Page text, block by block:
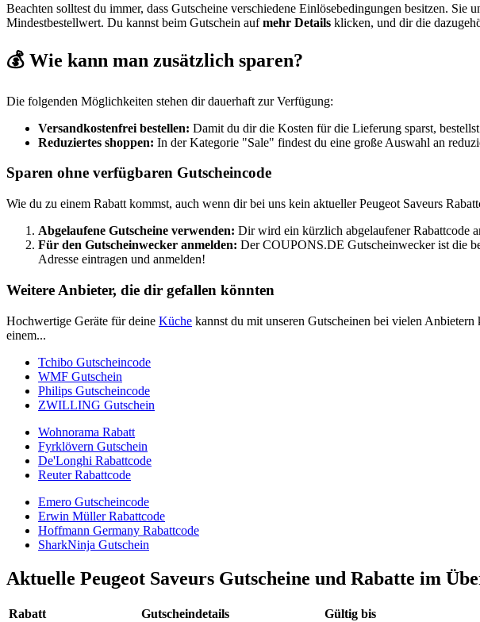
Beachten solltest du immer, dass Gutscheine verschiedene Einlösebedingungen besitzen.
Mindestbestellwert. Du kannst beim Gutschein aufmehr Details klicken, und dir die
💰 Wie kann man zusätzlich sparen?
Die folgenden Möglichkeiten stehen dir dauerhaft zur Verfügung:
Versandkostenfrei bestellen: Damit du dir die Kosten für die Lieferung sparst,
Reduziertes shoppen: In der Kategorie "Sale" findest du eine große Auswahl an
Sparen ohne verfügbaren Gutscheincode
Wie du zu einem Rabatt kommst, auch wenn dir bei uns kein aktueller Peugeot Saveurs
Abgelaufene Gutscheine verwenden: Dir wird ein kürzlich abgelaufener Rabattcode
Für den Gutscheinwecker anmelden: DerCOUPONS.DE Gutscheinweckerist die
Adresse eintragen und anmelden!
Weitere Anbieter, die dir gefallen könnten
Hochwertige Geräte für deine Küche kannst du mit unseren Gutscheinen bei vielen
einem...
Tchibo Gutscheincode
WMF Gutschein
Philips Gutscheincode
ZWILLING Gutschein
Wohnorama Rabatt
Fyrklövern Gutschein
De'Longhi Rabattcode
Reuter Rabattcode
Emero Gutscheincode
Erwin Müller Rabattcode
Hoffmann Germany Rabattcode
SharkNinja Gutschein
Aktuelle Peugeot Saveurs Gutscheine und Rabatte im
Rabatt Gutscheindetails
Gültig bis